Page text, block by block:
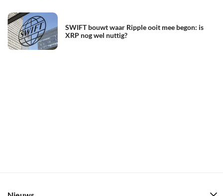
SWIFT bouwt waar Ripple ooit mee begon: is
XRP nog wel nuttig?